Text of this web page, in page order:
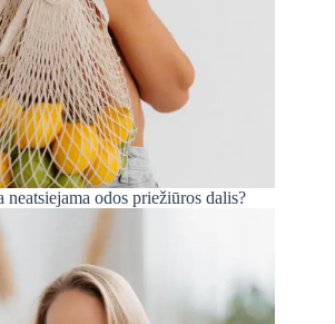
odos priežiūros dalis?